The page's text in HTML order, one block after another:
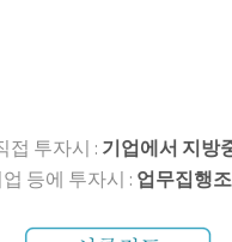
접 투자시 : 기업에서 지방
등에 투자시 : 업무집행